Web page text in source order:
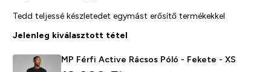
Tedd teljessé készletedet egymást erősítő termékekkel
Jelenleg kiválasztott tétel
MP Férfi Active Rácsos Póló - Fekete - XS